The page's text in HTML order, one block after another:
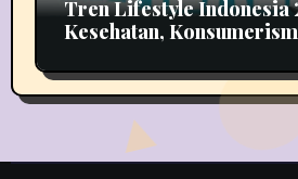
Tren Lifestyle Indonesia
Kesehatan,